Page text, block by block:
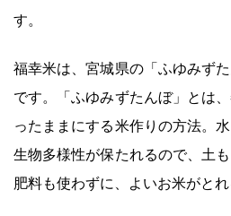
す。
福幸米は、宮城県の「ふゆみず
です。「ふゆみずたんぼ」とは
ったままにする米作りの方法。
生物多様性が保たれるので、土
肥料も使わずに、よいお米がとれ